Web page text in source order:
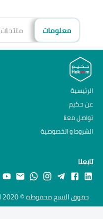
معلومات منتجات
الرئيسية
عن حكيم
تواصل معنا
الشروط و الخصوصية
تابعنا
حقوق النسخ محفوظة © 2020 لدى